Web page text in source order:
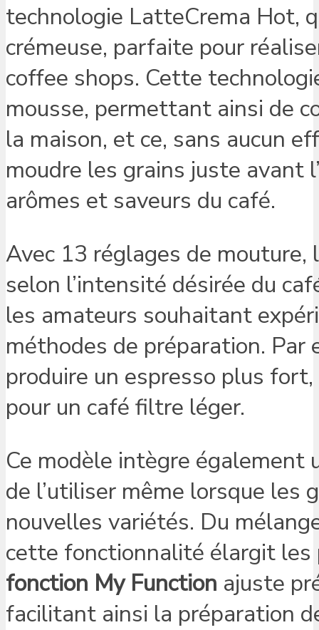
technologie LatteCrema Hot,
crémeuse, parfaite pour
coffee shops. Cette
mousse, permettant ainsi de
la maison, et ce, sans aucun
moudre les grains juste avant
arômes et saveurs du café.
Avec 13 réglages de
selon l’intensité désirée du
les amateurs souhaitant
méthodes de préparation.
produire un espresso plus
pour un café filtre léger.
Ce modèle intègre
de l’utiliser même lorsque les
nouvelles variétés. Du
cette fonctionnalité élargit les
fonction My Function ajuste
facilitant ainsi la préparation